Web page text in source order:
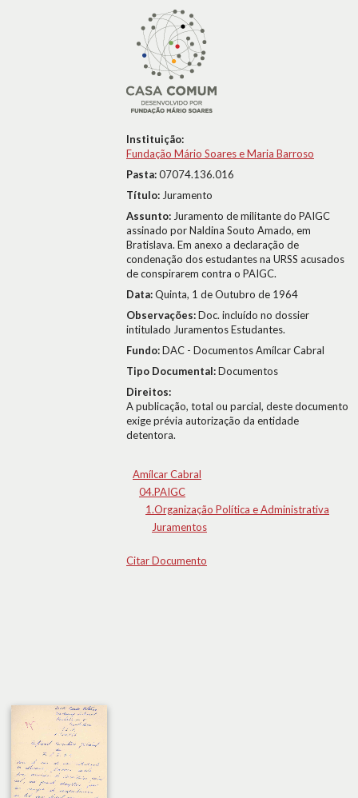
Instituição:
Fundação Mário Soares e Maria Barroso
Pasta:07074.136.016
Título: Juramento
Assunto: Juramento de militante do PAIGC
assinado por Naldina Souto Amado, em
Bratislava. Em anexo a declaração de
condenação dos estudantes na URSS acusados
de conspirarem contra o PAIGC.
Data:Quinta, 1 de Outubro de 1964
Observações:Doc. incluído no dossier
intitulado Juramentos Estudantes.
Fundo:DAC - Documentos Amílcar Cabral
Tipo Documental:Documentos
Direitos:
A publicação, total ou parcial, deste documento
exige prévia autorização da entidade
detentora.
Amílcar Cabral
04.PAIGC
1.Organização Política e Administrativa
Juramentos
Citar Documento